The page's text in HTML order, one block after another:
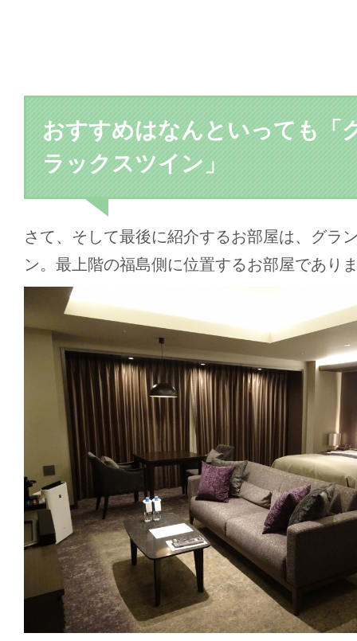
おすすめはなんといっても「
ラックスツイン」
さて、そして最後に紹介するお部屋は、グラ
ン。最上階の福島側に位置するお部屋であり